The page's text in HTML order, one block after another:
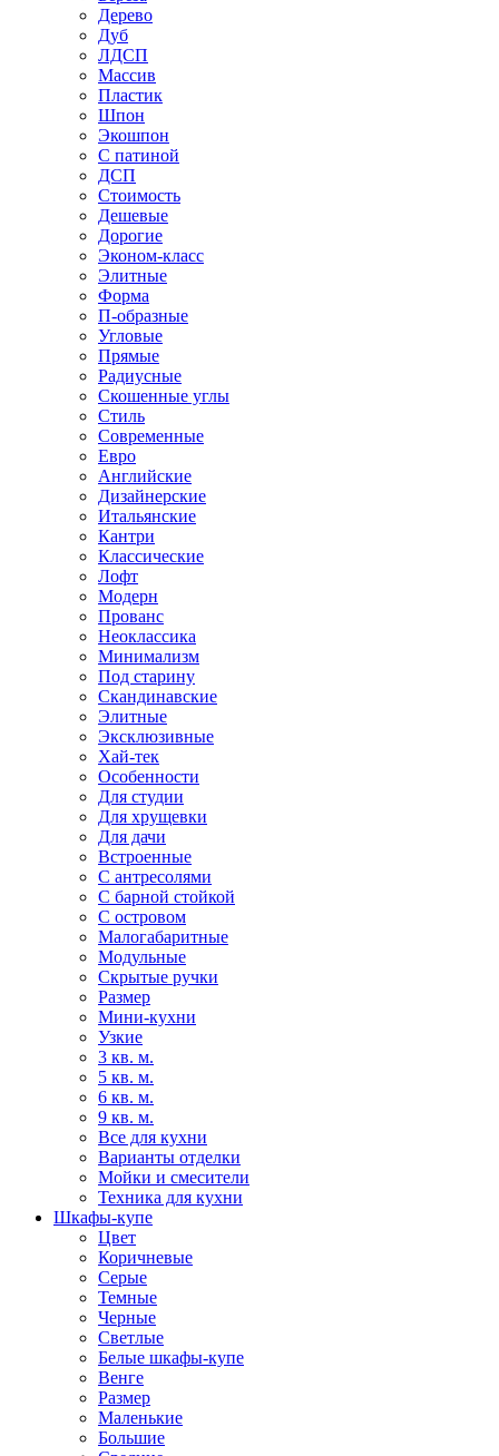
Дерево
Дуб
ЛДСП
Массив
Пластик
Шпон
Экошпон
С патиной
ДСП
Стоимость
Дешевые
Дорогие
Эконом-класс
Элитные
Форма
П-образные
Угловые
Прямые
Радиусные
Скошенные углы
Стиль
Современные
Евро
Английские
Дизайнерские
Итальянские
Кантри
Классические
Лофт
Модерн
Прованс
Неоклассика
Минимализм
Под старину
Скандинавские
Элитные
Эксклюзивные
Хай-тек
Особенности
Для студии
Для хрущевки
Для дачи
Встроенные
С антресолями
С барной стойкой
С островом
Малогабаритные
Модульные
Скрытые ручки
Размер
Мини-кухни
Узкие
3 кв. м.
5 кв. м.
6 кв. м.
9 кв. м.
Все для кухни
Варианты отделки
Мойки и смесители
Техника для кухни
Шкафы-купе
Цвет
Коричневые
Серые
Темные
Черные
Светлые
Белые шкафы-купе
Венге
Размер
Маленькие
Большие